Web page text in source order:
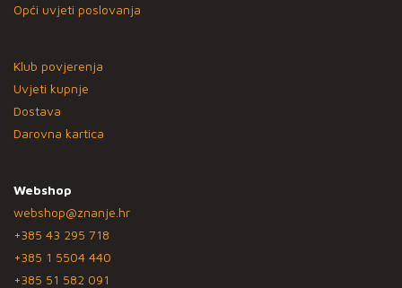
Opći uvjeti poslovanja
Klub povjerenja
Uvjeti kupnje
Dostava
Darovna kartica
Webshop
webshop@znanje.hr
+385 43 295 718
+385 1 5504 440
+385 51 582 091